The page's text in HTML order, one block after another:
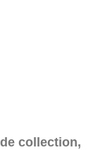
collection,